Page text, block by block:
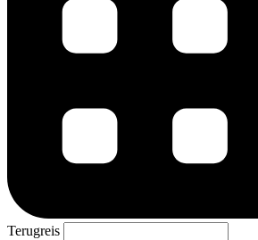
Terugreis